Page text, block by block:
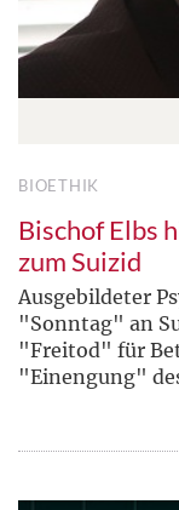
BIOETHIK
Bischof Elbs
zum Suizid
Ausgebildeter
"Sonntag" an
"Freitod" für
"Einengung"